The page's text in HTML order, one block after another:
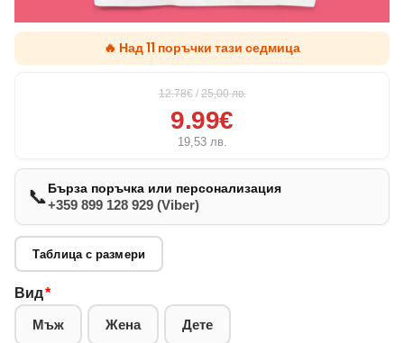
🔥 Над 11 поръчки тази седмица
12.78€ / 25,00лв.
9.99€
19,53 лв.
📞Бърза поръчка или персонализация
+359 899 128 929 (Viber)
Таблица с размери
Вид*
Мъж Жена Дете